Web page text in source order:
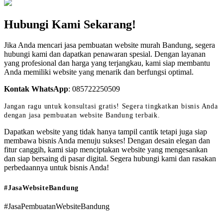
Hubungi Kami Sekarang!
Jika Anda mencari jasa pembuatan website murah Bandung, segera
hubungi kami dan dapatkan penawaran spesial. Dengan layanan
yang profesional dan harga yang terjangkau, kami siap membantu
Anda memiliki website yang menarik dan berfungsi optimal.
Kontak WhatsApp: 085722250509
Jangan ragu untuk konsultasi gratis! Segera tingkatkan bisnis Anda
dengan jasa pembuatan website Bandung terbaik.
Dapatkan website yang tidak hanya tampil cantik tetapi juga siap
membawa bisnis Anda menuju sukses! Dengan desain elegan dan
fitur canggih, kami siap menciptakan website yang mengesankan
dan siap bersaing di pasar digital. Segera hubungi kami dan rasakan
perbedaannya untuk bisnis Anda!
#JasaWebsiteBandung
#JasaPembuatanWebsiteBandung